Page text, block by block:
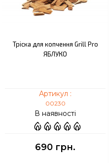
Тріска для копчення Grill Pro
ЯБЛУКО
Артикул :
00230
В наявності
690 грн.